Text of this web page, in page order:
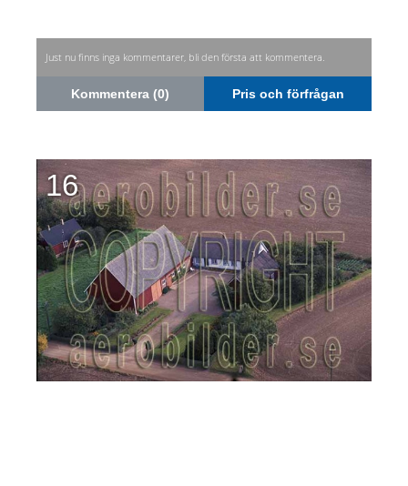
Just nu finns inga kommentarer, bli den första att kommentera.
Kommentera (0) Pris och förfrågan
16